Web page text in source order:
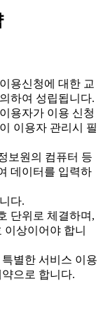
용신청에 대한 교
하여 성립됩니다.
용자가 이용 신청
이용자 관리시 필
보원의 컴퓨터 등
데이터를 입력하
다.
단위로 체결하며,
상이어야 합니
별한 서비스 이용
으로 합니다.